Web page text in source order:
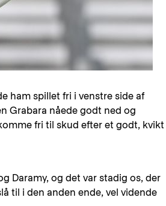
ham spillet fri i venstre side af
Grabara nåede godt ned og
fri til skud efter et godt, kvikt
Daramy, og det var stadig os, der
til i den anden ende, vel vidende